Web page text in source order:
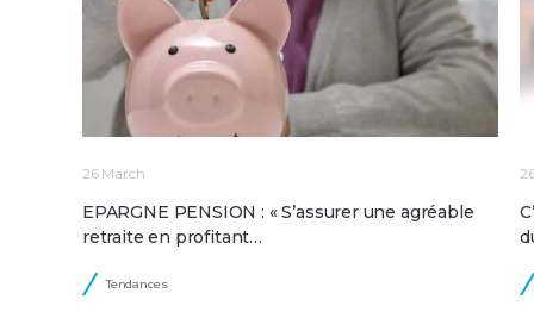
26 March
EPARGNE PENSION : « S’assurer une agréable
retraite en profitant…
Tendances